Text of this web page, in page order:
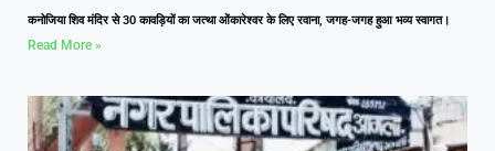
कनोजिया शिव मंदिर से 30 कावड़ियों का जत्था ओंकारेश्वर के लिए रवाना, जगह-जगह हुआ भव्य स्वागत।
Read More »